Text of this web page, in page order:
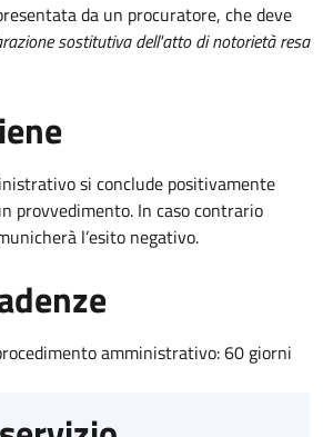
da un procuratore, che deve
sostitutiva dell'atto di notorietà resa
si conclude positivamente
provvedimento. In caso contrario
l’esito negativo.
amministrativo: 60 giorni